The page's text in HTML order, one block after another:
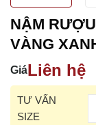
NẬM
VÀNG
GiáLiên hệ
TƯ VẤN
SIZE